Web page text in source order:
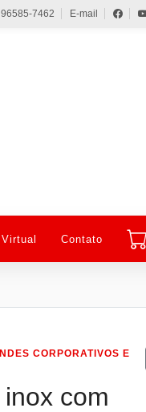
7462 E-mail
Contato
CORPORATIVOS E
com